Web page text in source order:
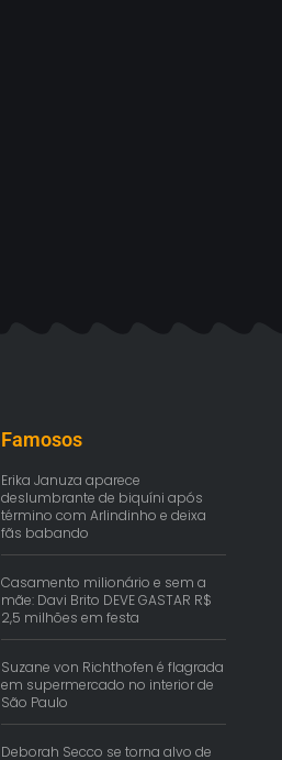
Famosos
Erika Januza aparece
deslumbrante de biquíni após
término com Arlindinho e deixa
fãs babando
Casamento milionário e sem a
mãe: Davi Brito DEVE GASTAR R$
2,5 milhões em festa
Suzane von Richthofen é flagrada
em supermercado no interior de
São Paulo
Deborah Secco se torna alvo de